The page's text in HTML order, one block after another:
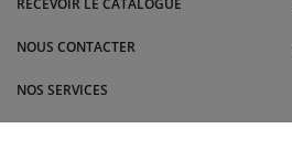
RECEVOIR LE CATALOGUE
NOUS CONTACTER
NOS SERVICES